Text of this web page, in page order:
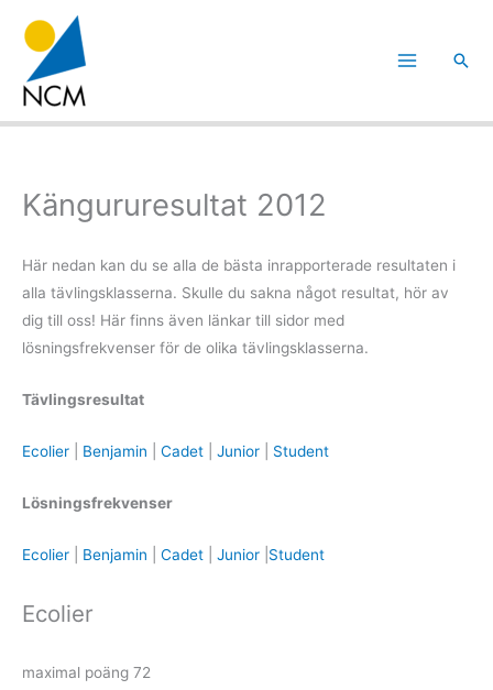
innehåll
Sök
Kängururesultat 2012
Här nedan kan du se alla de bästa inrapporterade resultaten i
alla tävlingsklasserna. Skulle du sakna något resultat, hör av
dig till oss! Här finns även länkar till sidor med
lösningsfrekvenser för de olika tävlingsklasserna.
Tävlingsresultat
Ecolier Benjamin Cadet Junior Student
Lösningsfrekvenser
Ecolier Benjamin Cadet Junior Student
Ecolier
maximal poäng 72